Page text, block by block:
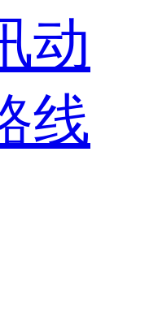
动
线